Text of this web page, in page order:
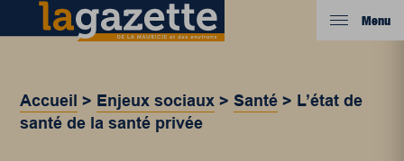
Menu
Accueil > Enjeux sociaux >Santé > L’état de
santé de la santé privée